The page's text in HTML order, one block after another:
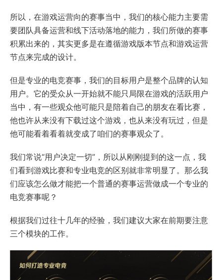
所以，在游戏运营向的赛事当中，我们的核心能力主要需
要团队具备运营和线下活动落地的能力，我们所做的赛事
积累出来的，其实更多是在遵循游戏版本节点和游戏运营
节点来完成的设计。
但是专业的电竞赛事，我们的目标用户是整个品牌的认知
用户。它的受众从一开始就不能只局限在游戏的活跃用户
当中，有一些观众他可能只是陪着自己的朋友在看比赛，
他也许从来没有下载过这个游戏，也从来没有玩过，但是
他可能看着看着就变成了咱们的赛事观众了。
我们常说“用户决定一切”，所以从刚刚提到的这一点，我
们看到游戏比赛和专业电竞的区别就非常明显了。那么我
们应该怎么做才能把一个普通的赛事运营做成一个专业的
电竞赛事呢？
根据我们过往十几年的经验，我们建议大家在前期要注意
三个模块的工作。